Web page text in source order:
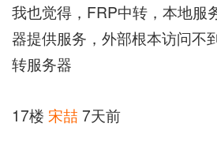
我也觉得，FRP中转，本地服
器提供服务，外部根本访问不
转服务器
17楼 宋喆 7天前